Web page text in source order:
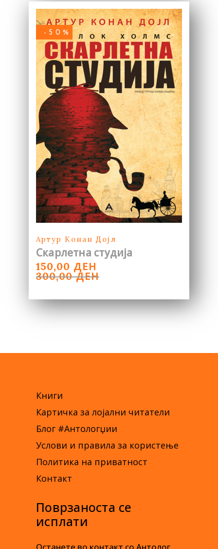
-50%
Артур Конан Дојл
Скарлетна студија
300,00ДЕН
ORIGINAL
PRICE
WAS:
150,00 ДЕН
CURRENT
PRICE
Книги
Картичка за лојални читатели
Блог #Антологџии
Услови и правила за користење
Политика на приватност
Контакт
Поврзаноста се
исплати